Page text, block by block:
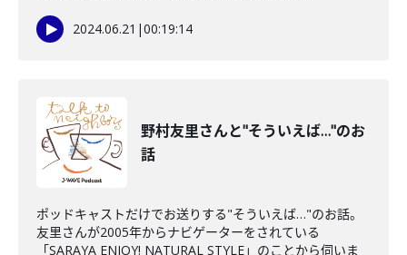
2024.06.21 |00:19:14
野村友里さんと"そういえば…"のお
話
ポッドキャストだけでお送りする"そういえば…"のお話。
友里さんが2005年からナビゲーターをされている
「SARAYA ENJOY! NATURAL STYLE」のことから伺いま